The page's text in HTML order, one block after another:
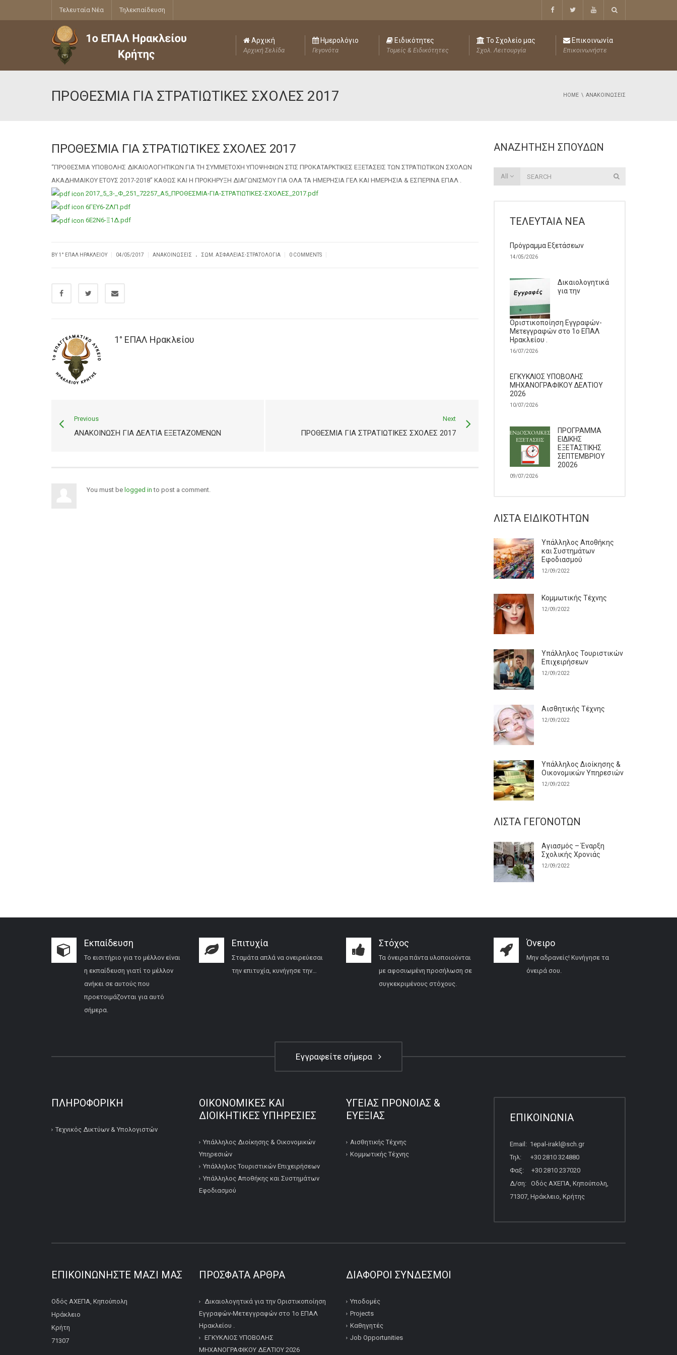
Τελευταία Νέα Τηλεκπαίδευση
Αρχική
Αρχική Σελίδα
Ημερολόγιο
Γεγονότα
Ειδικότητες
Τομείς & Ειδικότητες
Το Σχολείο μας
Σχολ. Λειτουργία
Επικοινωνία
Επικοινωνήστε
ΠΡΟΘΕΣΜΙΑ ΓΙΑ ΣΤΡΑΤΙΩΤΙΚΕΣ ΣΧΟΛΕΣ 2017 HOME ΑΝΑΚΟΙΝΏΣΕΙΣ
ΠΡΟΘΕΣΜΙΑ ΓΙΑ ΣΤΡΑΤΙΩΤΙΚΕΣ ΣΧΟΛΕΣ 2017
“ΠΡΟΘΕΣΜΙΑ ΥΠΟΒΟΛΗΣ ΔΙΚΑΙΟΛΟΓΗΤΙΚΩΝ ΓΙΑ ΤΗ ΣΥΜΜΕΤΟΧΗ ΥΠΟΨΗΦΙΩΝ ΣΤΙΣ ΠΡΟΚΑΤΑΡΚΤΙΚΕΣ ΕΞΕΤΑΣΕΙΣ ΤΩΝ ΣΤΡΑΤΙΩΤΙΚΩΝ ΣΧΟΛΩΝ
ΑΚΑΔΗΜΑΙΚΟΥ ΕΤΟΥΣ 2017-2018” ΚΑΘΩΣ ΚΑΙ Η ΠΡΟΚΗΡΥΞΗ ΔΙΑΓΩΝΙΣΜΟΥ ΓΙΑ ΟΛΑ ΤΑ ΗΜΕΡΗΣΙΑ ΓΕΛ ΚΑΙ ΗΜΕΡΗΣΙΑ & ΕΣΠΕΡΙΝΑ ΕΠΑΛ .
2017_5_3-_Φ_251_72257_Α5_ΠΡΟΘΕΣΜΙΑ-ΓΙΑ-ΣΤΡΑΤΙΩΤΙΚΕΣ-ΣΧΟΛΕΣ_2017.pdf
6ΓΕΥ6-ΖΛΠ.pdf
6Ε2Ν6-Ξ1Δ.pdf
BY1° ΕΠΑΛ ΗΡΑΚΛΕΊΟΥ 04/05/2017 ΑΝΑΚΟΙΝΏΣΕΙΣ . ΣΩΜ. ΑΣΦΑΛΕΊΑΣ-ΣΤΡΑΤΟΛΟΓΊΑ 0 COMMENTS
1° ΕΠΑΛ Ηρακλείου
Previous
ΑΝΑΚΟΊΝΩΣΗ ΓΙΑ ΔΕΛΤΊΑ ΕΞΕΤΑΖΟΜΈΝΩΝ
Next
ΠΡΟΘΕΣΜΙΑ ΓΙΑ ΣΤΡΑΤΙΩΤΙΚΕΣ ΣΧΟΛΕΣ 2017
You must be logged in to post a comment.
ΑΝΑΖΉΤΗΣΗ ΣΠΟΥΔΏΝ
All
ΤΕΛΕΥΤΑΊΑ ΝΈΑ
Πρόγραμμα Εξετάσεων
14/05/2026
Δικαιολογητικά
για την
Οριστικοποίηση Εγγραφών-
Μετεγγραφών στο 1ο ΕΠΑΛ
Ηρακλείου .
16/07/2026
ΕΓΚΥΚΛΙΟΣ ΥΠΟΒΟΛΗΣ
ΜΗΧΑΝΟΓΡΑΦΙΚΟΥ ΔΕΛΤΙΟΥ
2026
10/07/2026
ΠΡΟΓΡΑΜΜΑ
ΕΙΔΙΚΗΣ
ΕΞΕΤΑΣΤΙΚΗΣ
ΣΕΠΤΕΜΒΡΙΟΥ
20026
09/07/2026
ΛΊΣΤΑ ΕΙΔΙΚΟΤΉΤΩΝ
Υπάλληλος Αποθήκης
και Συστημάτων
Εφοδιασμού
12/09/2022
Κομμωτικής Τέχνης
12/09/2022
Υπάλληλος Τουριστικών
Επιχειρήσεων
12/09/2022
Αισθητικής Τέχνης
12/09/2022
Υπάλληλος Διοίκησης &
Οικονομικών Υπηρεσιών
12/09/2022
ΛΊΣΤΑ ΓΕΓΟΝΌΤΩΝ
Αγιασμός – Έναρξη
Σχολικής Χρονιάς
12/09/2022
Εκπαίδευση
Το εισιτήριο για το μέλλον είναι
η εκπαίδευση γιατί το μέλλον
ανήκει σε αυτούς που
προετοιμάζονται για αυτό
σήμερα.
Επιτυχία
Σταμάτα απλά να ονειρεύεσαι
την επιτυχία, κυνήγησε την…
Στόχος
Τα όνειρα πάντα υλοποιούνται
με αφοσιωμένη προσήλωση σε
συγκεκριμένους στόχους.
Όνειρο
Μην αδρανείς! Κυνήγησε τα
όνειρά σου.
Εγγραφείτε σήμερα
ΠΛΗΡΟΦΟΡΙΚΉ
Τεχνικός Δικτύων & Υπολογιστών
ΟΙΚΟΝΟΜΙΚΕΣ ΚΑΙ
ΔΙΟΙΚΗΤΙΚΕΣ ΥΠΗΡΕΣΙΕΣ
Υπάλληλος Διοίκησης & Οικονομικών
Υπηρεσιών
Υπάλληλος Τουριστικών Επιχειρήσεων
Υπάλληλος Αποθήκης και Συστημάτων
Εφοδιασμού
ΥΓΕΙΑΣ ΠΡΟΝΟΙΑΣ &
ΕΥΕΞΙΑΣ
Αισθητικής Τέχνης
Κομμωτικής Τέχνης
ΕΠΙΚΟΙΝΩΝΙΑ
Email: 1epal-irakl@sch.gr
Τηλ: +30 2810 324880
Φαξ: +30 2810 237020
Δ/ση: Οδός ΑΧΕΠΑ, Κηπούπολη,
71307, Ηράκλειο, Κρήτης
ΕΠΙΚΟΙΝΩΝΉΣΤΕ ΜΑΖΊ ΜΑΣ
Οδός ΑΧΕΠΑ, Κηπούπολη
Ηράκλειο
Κρήτη
71307
ΠΡΌΣΦΑΤΑ ΆΡΘΡΑ
Δικαιολογητικά για την Οριστικοποίηση
Εγγραφών-Μετεγγραφών στο 1ο ΕΠΑΛ
Ηρακλείου .
ΕΓΚΥΚΛΙΟΣ ΥΠΟΒΟΛΗΣ
ΜΗΧΑΝΟΓΡΑΦΙΚΟΥ ΔΕΛΤΙΟΥ 2026
ΔΙΆΦΟΡΟΙ ΣΎΝΔΕΣΜΟΙ
Υποδομές
Projects
Καθηγητές
Job Opportunities